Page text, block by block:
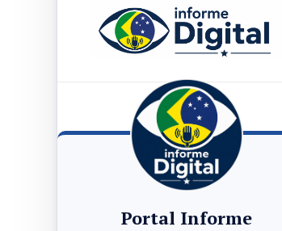
Portal Informe